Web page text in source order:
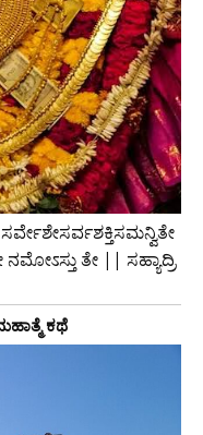
ತೇ || ಸಹ್ಯಾದ್ರಿ
ಕಥೆ